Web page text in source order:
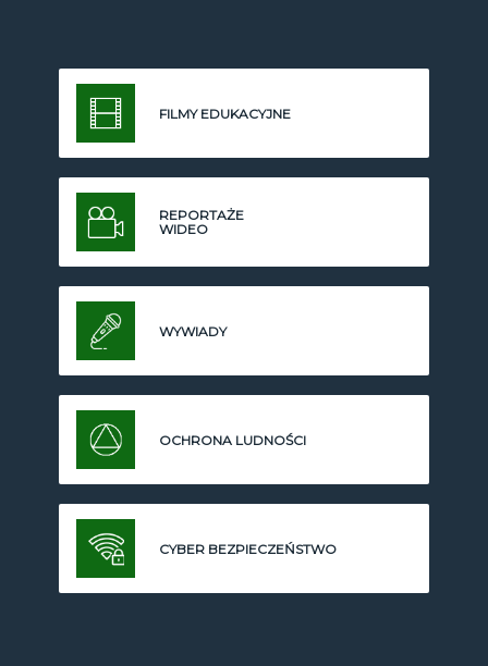
FILMY EDUKACYJNE
REPORTAŻE
WIDEO
WYWIADY
OCHRONA LUDNOŚCI
CYBER BEZPIECZEŃSTWO